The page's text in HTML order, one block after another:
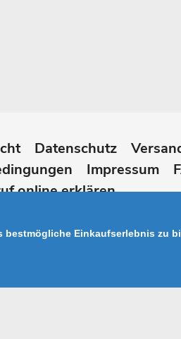
Datenschutz
Impressum
online erklären
bestmögliche Einkaufserlebnis zu